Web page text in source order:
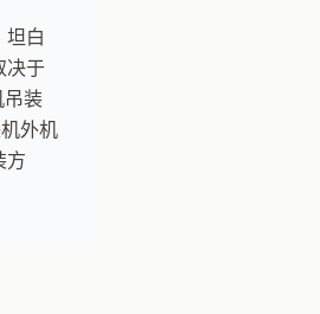
白
决于
吊装
外机
方